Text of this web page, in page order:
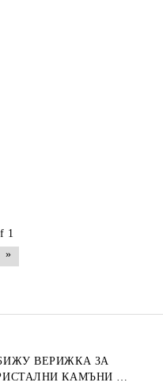
1
»
ВЕРИЖКА ЗА
КАМЪНИ И